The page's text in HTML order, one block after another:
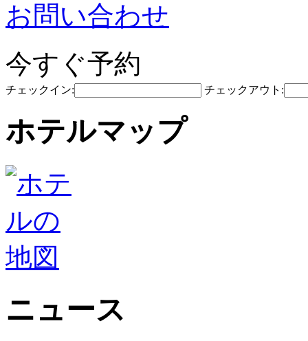
お問い合わせ
今すぐ予約
チェックイン: チェックアウト:
ホテルマップ
ニュース